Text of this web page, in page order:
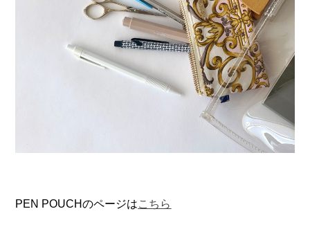
PEN POUCHのページはこちら